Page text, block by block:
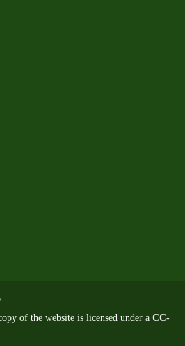
of the website is licensed under a CC-